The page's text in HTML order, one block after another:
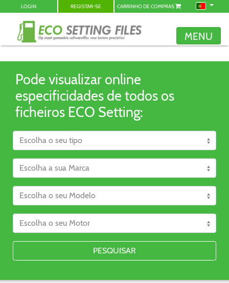
LOGIN REGISTAR-SE CARRINHO DE COMPRAS
MENU
Pode visualizar online
especificidades de todos os
ficheiros ECO Setting:
PESQUISAR